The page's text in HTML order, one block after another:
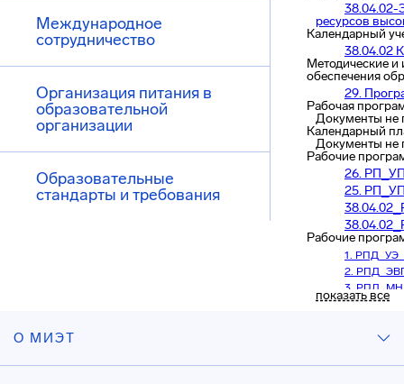
Международное
сотрудничество
Организация питания в
образовательной
организации
Образовательные
стандарты и требования
38.04.02-
ресурсов
Календарный
38.04.02
Методические
обеспечения
29.
Рабочая
Документы не
Календарный
Документы не
Рабочие
26.
25.
Рабочие
1.
2.
3.
4. РПД_
7.
9. РПД ИЯ
показать все
О МИЭТ